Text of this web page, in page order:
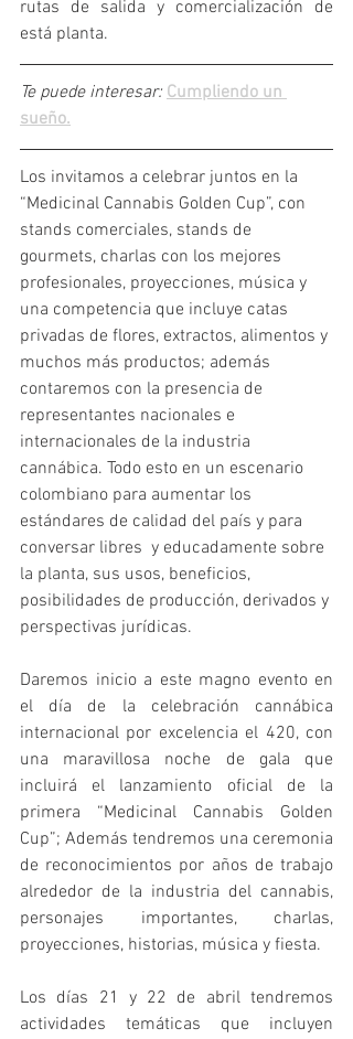
rutas de salida y comercialización de
está planta.
Te puede interesar: Cumpliendo un
sueño.
Los invitamos a celebrar juntos en la
“Medicinal Cannabis Golden Cup”, con
stands comerciales, stands de
gourmets, charlas con los mejores
profesionales, proyecciones, música y
una competencia que incluye catas
privadas de flores, extractos, alimentos y
muchos más productos; además
contaremos con la presencia de
representantes nacionales e
internacionales de la industria
cannábica. Todo esto en un escenario
colombiano para aumentar los
estándares de calidad del país y para
conversar libres  y educadamente sobre
la planta, sus usos, beneficios,
posibilidades de producción, derivados y
perspectivas jurídicas.
Daremos inicio a este magno evento en
el día de la celebración cannábica
internacional por excelencia el 420, con
una maravillosa noche de gala que
incluirá el lanzamiento oficial de la
primera “Medicinal Cannabis Golden
Cup”; Además tendremos una ceremonia
de reconocimientos por años de trabajo
alrededor de la industria del cannabis,
personajes importantes, charlas,
proyecciones, historias, música y fiesta.
Los días 21 y 22 de abril tendremos
actividades temáticas que incluyen